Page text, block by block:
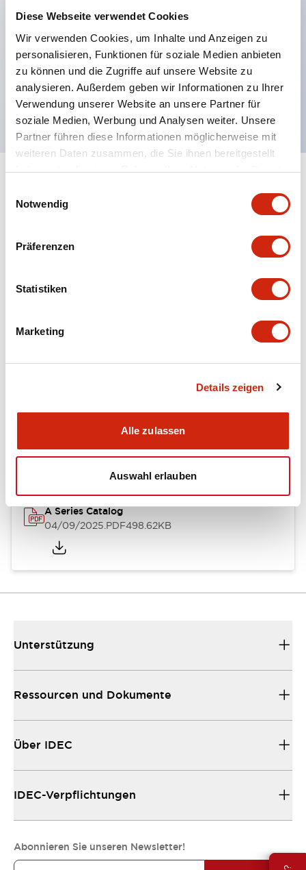
Diese Webseite verwendet Cookies
Wir verwenden Cookies, um Inhalte und Anzeigen zu
personalisieren, Funktionen für soziale Medien anbieten
zu können und die Zugriffe auf unsere Website zu
analysieren. Außerdem geben wir Informationen zu Ihrer
Verwendung unserer Website an unsere Partner für
soziale Medien, Werbung und Analysen weiter. Unsere
Partner führen diese Informationen möglicherweise mit
weiteren Daten zusammen, die Sie ihnen bereitgestellt
haben oder die sie im Rahmen Ihrer Nutzung der Dienste
Notwendig
Präferenzen
Statistiken
Marketing
Details zeigen
Alle zulassen
Auswahl erlauben
Verbesserte Bedienbarkeit durch Rückterminal-
Methode
Flache Anschlussfläche mit einheitlicher
Gehäuselänge von 22 mm in der gesamten Serie
UL- und CSA-zertifiziert
Environmental Specifications
Mechanical Specifications
Mounting and Installation Specifications
Kataloge & Broschüren CAD-Dateien Genehmigungen &
A Series Catalog
04/09/2025.PDF498.62KB
Unterstützung
Ressourcen und Dokumente
Über IDEC
IDEC-Verpflichtungen
Abonnieren Sie unseren Newsletter!